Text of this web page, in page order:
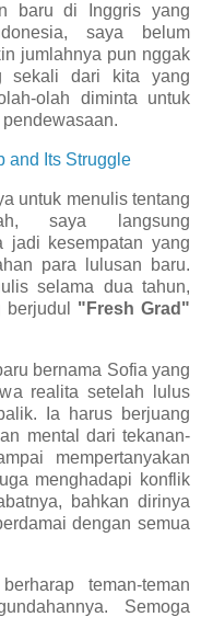
baru di Inggris yang
saya belum
jumlahnya pun nggak
sekali dari kita yang
olah diminta untuk
and Its Struggle
untuk menulis tentang
saya langsung
jadi kesempatan yang
para lulusan baru.
selama dua tahun,
"Fresh Grad"
bernama Sofia yang
realita setelah lulus
Ia harus berjuang
mental dari tekanan-
mempertanyakan
menghadapi konflik
bahkan dirinya
dengan semua
teman-teman
Semoga